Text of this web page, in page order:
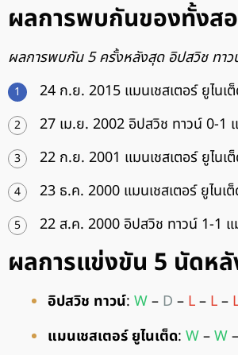
ผลการพบกันของทั้งส
ผลการพบกัน 5 ครั้งหลังสุด อิปสวิช ทาว
24 ก.ย. 2015 แมนเชสเตอร์ ยูไน
27 เม.ย. 2002 อิปสวิช ทาวน์ 0-1
22 ก.ย. 2001 แมนเชสเตอร์ ยูไน
23 ธ.ค. 2000 แมนเชสเตอร์ ยูไน
22 ส.ค. 2000 อิปสวิช ทาวน์ 1-1 แ
ผลการแข่งขัน 5 นัดหลั
อิปสวิช ทาวน์: W– D – L– L–
แมนเชสเตอร์ ยูไนเต็ด: W–W–